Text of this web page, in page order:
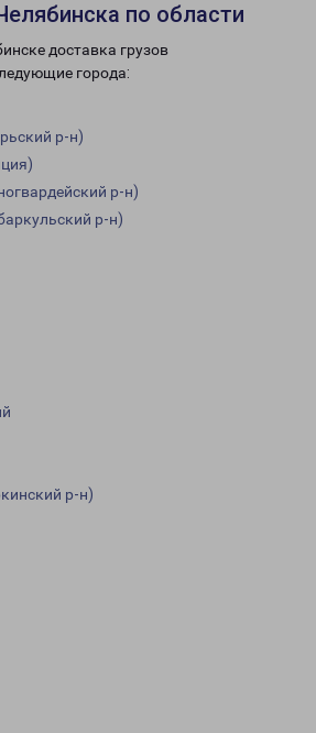
по области
доставка грузов
города:
р-н)
р-н)
р-н)
р-н)